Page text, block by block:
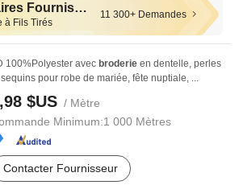
Les plus Populaires Fournisseurs
à Fils Tirés
11 300+ Demandes
100%Polyester avec broderie en dentelle, perles
pour robe de mariée, fête nuptiale, ...
$US / Mètre
Minimum:1 000 Mètres
Contacter Fournisseur